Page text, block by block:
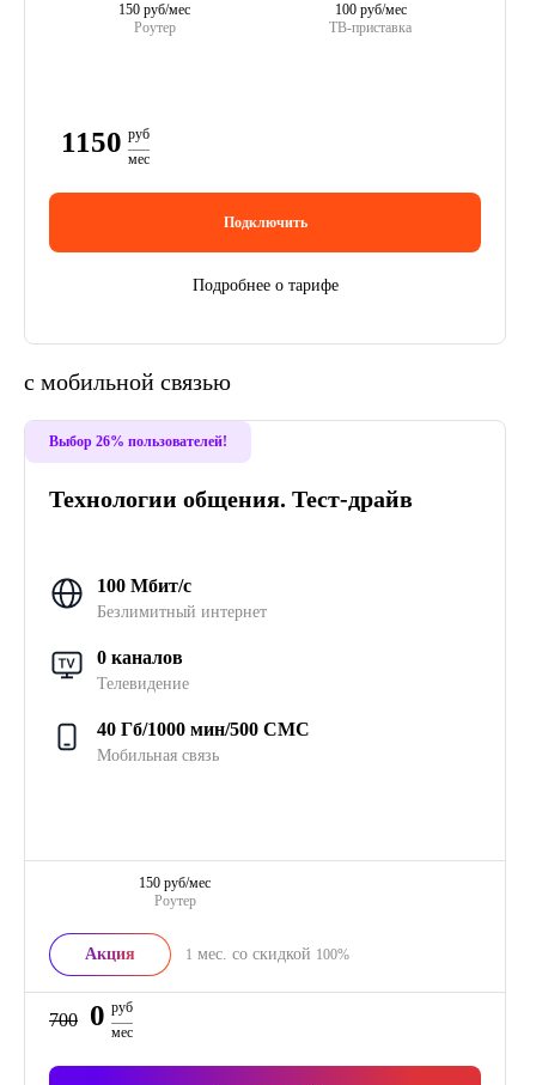
Роутер
150 руб/мес
ТВ-приставка
100 руб/мес
1150 руб
мес
Подключить
Подробнее о тарифе
с мобильной связью
Выбор 26% пользователей!
Технологии общения. Тест-драйв
100 Мбит/с
Безлимитный интернет
0 каналов
Телевидение
40 Гб/1000 мин/500 СМС
Мобильная связь
Роутер
150 руб/мес
Акция 1 мес. со скидкой 100%
700 0 руб
мес